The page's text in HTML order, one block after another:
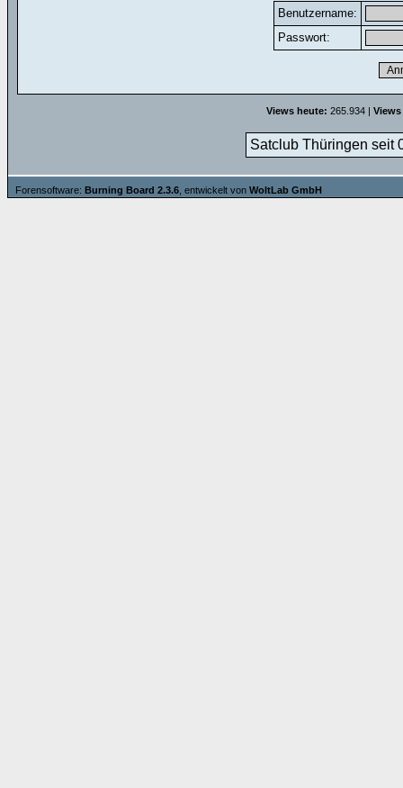
Benutzername:
Passwort:
Views heute: 265.934 |
Satclub Thüringen seit
Forensoftware: Burning Board 2.3.6 , entwickelt von WoltLab GmbH